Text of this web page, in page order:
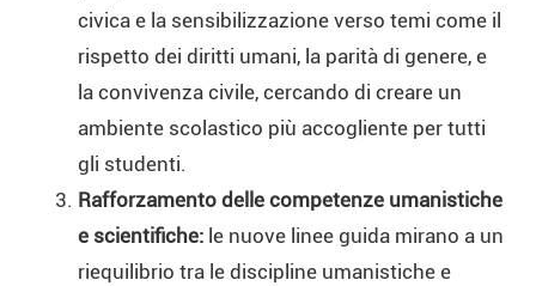
civica e la sensibilizzazione verso temi come il
rispetto dei diritti umani, la parità di genere, e
la convivenza civile, cercando di creare un
ambiente scolastico più accogliente per tutti
gli studenti.
Rafforzamento delle competenze umanistiche
e scientifiche: le nuove linee guida mirano a un
riequilibrio tra le discipline umanistiche e